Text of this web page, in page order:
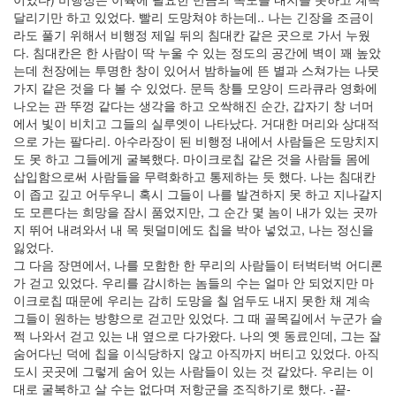
달리기만 하고 있었다. 빨리 도망쳐야 하는데.. 나는 긴장을 조금이
라도 풀기 위해서 비행정 제일 뒤의 침대칸 같은 곳으로 가서 누웠
다. 침대칸은 한 사람이 딱 누울 수 있는 정도의 공간에 벽이 꽤 높았
는데 천장에는 투명한 창이 있어서 밤하늘에 뜬 별과 스쳐가는 나뭇
가지 같은 것을 다 볼 수 있었다. 문득 창틀 모양이 드라큐라 영화에
나오는 관 뚜껑 같다는 생각을 하고 오싹해진 순간, 갑자기 창 너머
에서 빛이 비치고 그들의 실루엣이 나타났다. 거대한 머리와 상대적
으로 가는 팔다리. 아수라장이 된 비행정 내에서 사람들은 도망치지
도 못 하고 그들에게 굴복했다. 마이크로칩 같은 것을 사람들 몸에
삽입함으로써 사람들을 무력화하고 통제하는 듯 했다. 나는 침대칸
이 좁고 깊고 어두우니 혹시 그들이 나를 발견하지 못 하고 지나갈지
도 모른다는 희망을 잠시 품었지만, 그 순간 몇 놈이 내가 있는 곳까
지 뛰어 내려와서 내 목 뒷덜미에도 칩을 박아 넣었고, 나는 정신을
잃었다.
그 다음 장면에서, 나를 모함한 한 무리의 사람들이 터벅터벅 어디론
가 걷고 있었다. 우리를 감시하는 놈들의 수는 얼마 안 되었지만 마
이크로칩 때문에 우리는 감히 도망을 칠 엄두도 내지 못한 채 계속
그들이 원하는 방향으로 걷고만 있었다. 그 때 골목길에서 누군가 슬
쩍 나와서 걷고 있는 내 옆으로 다가왔다. 나의 옛 동료인데, 그는 잘
숨어다닌 덕에 칩을 이식당하지 않고 아직까지 버티고 있었다. 아직
도시 곳곳에 그렇게 숨어 있는 사람들이 있는 것 같았다. 우리는 이
대로 굴복하고 살 수는 없다며 저항군을 조직하기로 했다. -끝-